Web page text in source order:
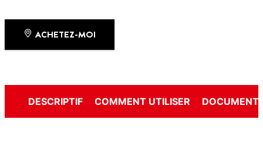
ACHETEZ-MOI
DESCRIPTIF COMMENT UTILISER